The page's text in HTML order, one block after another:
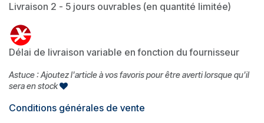
Livraison 2 - 5 jours ouvrables (en quantité limitée)
Délai de livraison variable en fonction du fournisseur
Astuce : Ajoutez l'article à vos favoris pour être averti lorsque qu'il
sera en stock
Conditions générales de vente